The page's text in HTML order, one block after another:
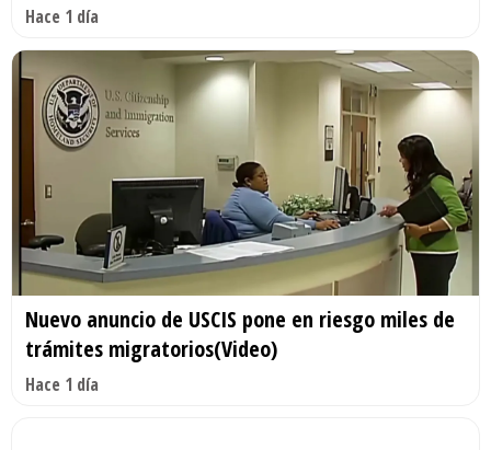
Hace 1 día
Nuevo anuncio de USCIS pone en riesgo miles de
trámites migratorios(Video)
Hace 1 día